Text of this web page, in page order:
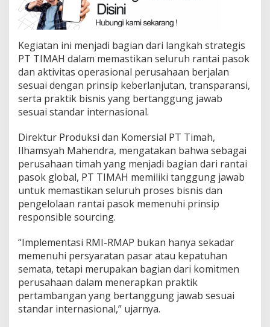
Kegiatan ini menjadi bagian dari langkah strategis
PT TIMAH dalam memastikan seluruh rantai pasok
dan aktivitas operasional perusahaan berjalan
sesuai dengan prinsip keberlanjutan, transparansi,
serta praktik bisnis yang bertanggung jawab
sesuai standar internasional.
Direktur Produksi dan Komersial PT Timah,
Ilhamsyah Mahendra, mengatakan bahwa sebagai
perusahaan timah yang menjadi bagian dari rantai
pasok global, PT TIMAH memiliki tanggung jawab
untuk memastikan seluruh proses bisnis dan
pengelolaan rantai pasok memenuhi prinsip
responsible sourcing.
“Implementasi RMI-RMAP bukan hanya sekadar
memenuhi persyaratan pasar atau kepatuhan
semata, tetapi merupakan bagian dari komitmen
perusahaan dalam menerapkan praktik
pertambangan yang bertanggung jawab sesuai
standar internasional,” ujarnya.